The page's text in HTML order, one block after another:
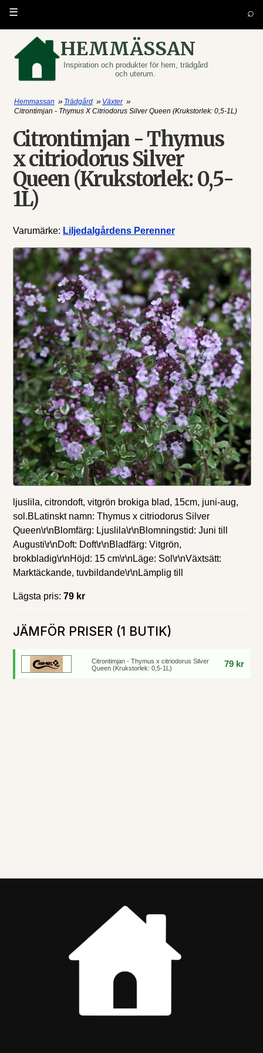
HEMMÄSSAN
Inspiration och produkter för hem, trädgård
och uterum.
☰ ⌕
Hemmassan » Trädgård » Växter »
Citrontimjan - Thymus X Citriodorus Silver Queen (Krukstorlek: 0,5-1L)
Citrontimjan - Thymus
x citriodorus Silver
Queen (Krukstorlek: 0,5-
1L)
Varumärke: Liljedalgårdens Perenner
ljuslila, citrondoft, vitgrön brokiga blad, 15cm, juni-aug,
sol.BLatinskt namn: Thymus x citriodorus Silver
Queen\r\nBlomfärg: Ljuslila\r\nBlomningstid: Juni till
Augusti\r\nDoft: Doft\r\nBladfärg: Vitgrön,
brokbladig\r\nHöjd: 15 cm\r\nLäge: Sol\r\nVäxtsätt:
Marktäckande, tuvbildande\r\nLämplig till
Lägsta pris: 79 kr
JÄMFÖR PRISER (1 BUTIK)
Citrontimjan - Thymus x citriodorus Silver
Queen (Krukstorlek: 0,5-1L)
79 kr